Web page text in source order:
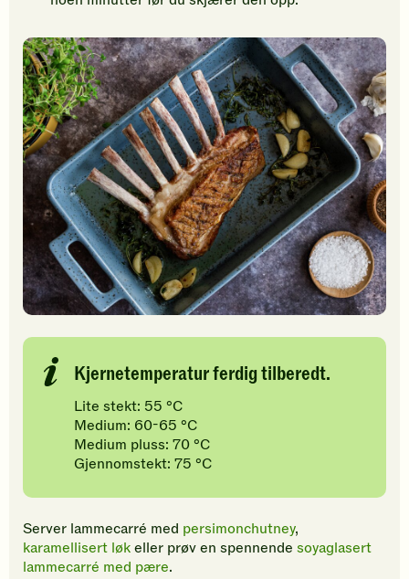
Kjernetemperatur ferdig tilberedt.
Lite stekt: 55 °C
Medium: 60-65 °C
Medium pluss: 70 °C
Gjennomstekt: 75 °C
Server lammecarré med persimonchutney,
karamellisert løkeller prøv en spennende soyaglasert
lammecarré med pære.